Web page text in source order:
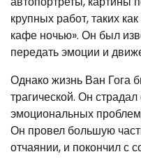
крупных работ, таких
кафе ночью». Он был
передать эмоции и
Однако жизнь Ван Гога
трагической. Он страдал
эмоциональных
Он провел большую
отчаянии, и покончил с